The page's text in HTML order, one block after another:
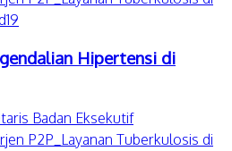
Hipertensi di
Badan Eksekutif